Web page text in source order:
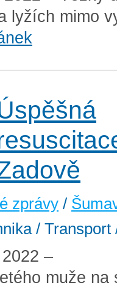
lyžích mimo
zprávy /
/ Transport
–
muže na